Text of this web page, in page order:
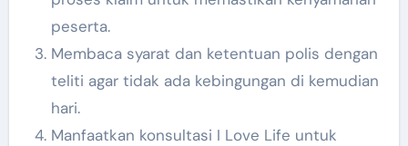
peserta.
Membaca syarat dan ketentuan polis dengan
teliti agar tidak ada kebingungan di kemudian
hari.
Manfaatkan konsultasi I Love Life untuk